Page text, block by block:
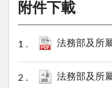
附件下載
法務部及所屬於媒體辦
法務部及所屬於媒體辦